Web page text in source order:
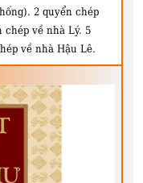
2 quyển chép
về nhà Lý. 5
về nhà Hậu Lê.